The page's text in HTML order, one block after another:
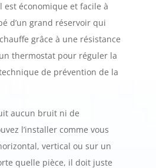
est économique et facile à
d’un grand réservoir qui
grâce à une résistance
thermostat pour réguler la
de prévention de la
aucun bruit ni de
l’installer comme vous
vertical ou sur un
quelle pièce, il doit juste